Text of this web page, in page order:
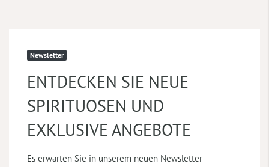
Newsletter
ENTDECKEN SIE NEUE
SPIRITUOSEN UND
EXKLUSIVE ANGEBOTE
Es erwarten Sie in unserem neuen Newsletter